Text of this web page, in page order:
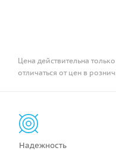
Цена действительна
отличаться от цен в
Надежность